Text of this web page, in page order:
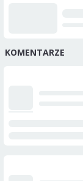
KOMENTARZE